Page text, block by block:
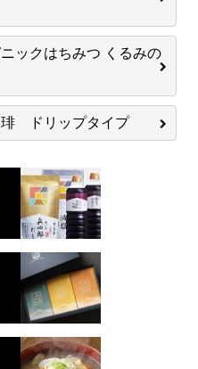
ックはちみつ くるみの
琲 ドリップタイプ